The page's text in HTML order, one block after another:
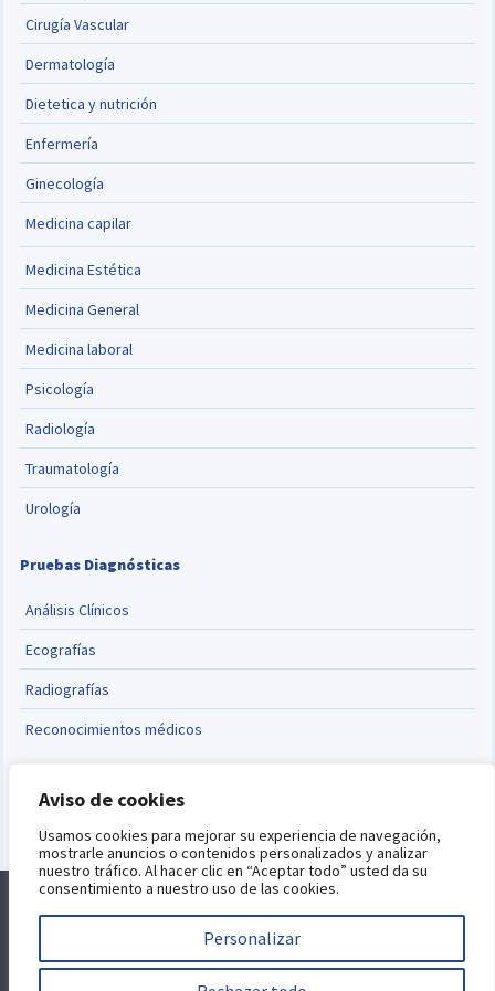
Aviso de cookies
Usamos cookies para mejorar su experiencia de navegación,
mostrarle anuncios o contenidos personalizados y analizar
nuestro tráfico. Al hacer clic en “Aceptar todo” usted da su
consentimiento a nuestro uso de las cookies.
Personalizar
Cirugía Vascular
Dermatología
Dietetica y nutrición
Enfermería
Ginecología
Medicina capilar
Medicina Estética
Medicina General
Medicina laboral
Psicología
Radiología
Traumatología
Urología
Pruebas Diagnósticas
Análisis Clínicos
Ecografías
Radiografías
Reconocimientos médicos
English
Alquiler de consultas Blog Aviso Legal
Política de Privacidad
Política de Cookies
Este sitio está protegido por reCAPTCHA y se aplican la
privacidadytérminos del serviciode Google.Desarrollo web por